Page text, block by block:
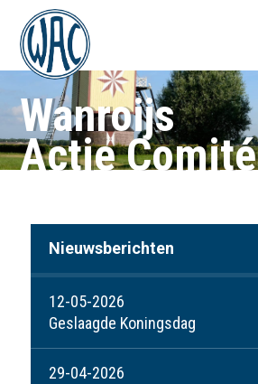
Wanroijs
Actie Comité
Nieuwsberichten
12-05-2026
Geslaagde Koningsdag
29-04-2026